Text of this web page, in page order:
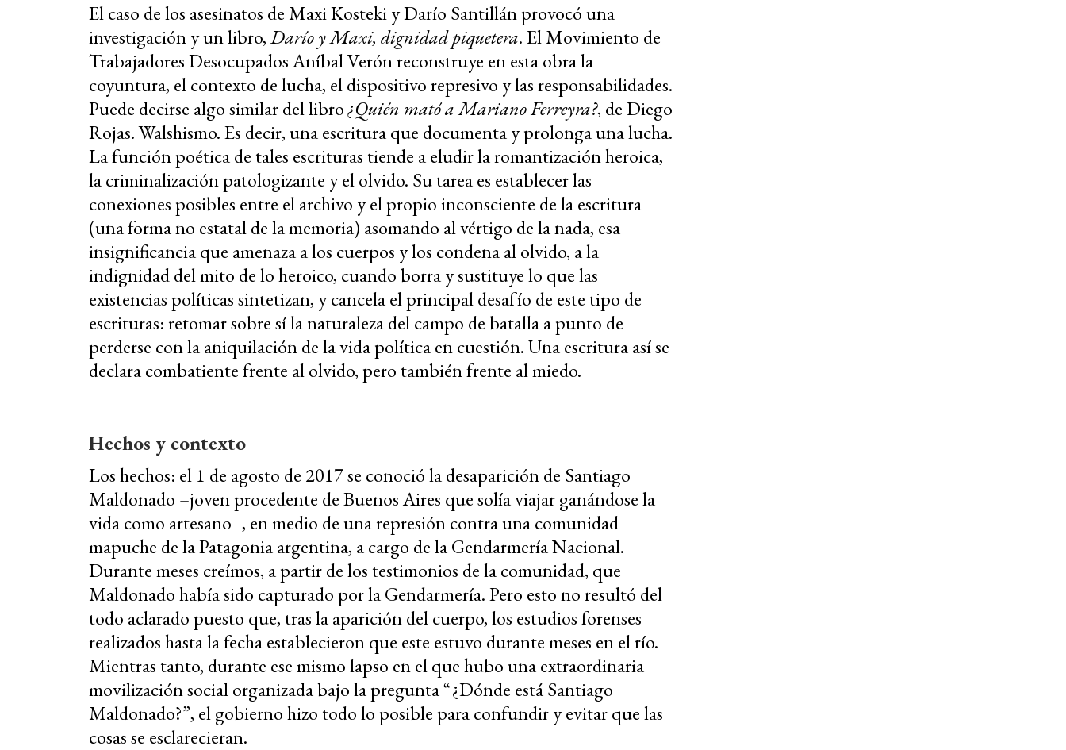
El caso de los asesinatos de Maxi Kosteki y Darío Santillán provocó una
investigación y un libro,Darío y Maxi, dignidad piquetera. El Movimiento de
Trabajadores Desocupados Aníbal Verón reconstruye en esta obra la
coyuntura, el contexto de lucha, el dispositivo represivo y las responsabilidades.
Puede decirse algo similar del libro¿Quién mató a Mariano Ferreyra?, de Diego
Rojas. Walshismo. Es decir, una escritura que documenta y prolonga una lucha.
La función poética de tales escrituras tiende a eludir la romantización heroica,
la criminalización patologizante y el olvido. Su tarea es establecer las
conexiones posibles entre el archivo y el propio inconsciente de la escritura
(una forma no estatal de la memoria) asomando al vértigo de la nada, esa
insignificancia que amenaza a los cuerpos y los condena al olvido, a la
indignidad del mito de lo heroico, cuando borra y sustituye lo que las
existencias políticas sintetizan, y cancela el principal desafío de este tipo de
escrituras: retomar sobre sí la naturaleza del campo de batalla a punto de
perderse con la aniquilación de la vida política en cuestión. Una escritura así se
declara combatiente frente al olvido, pero también frente al miedo.
Hechos y contexto
Los hechos: el 1 de agosto de 2017 se conoció la desaparición de Santiago
Maldonado –joven procedente de Buenos Aires que solía viajar ganándose la
vida como artesano–, en medio de una represión contra una comunidad
mapuche de la Patagonia argentina, a cargo de la Gendarmería Nacional.
Durante meses creímos, a partir de los testimonios de la comunidad, que
Maldonado había sido capturado por la Gendarmería. Pero esto no resultó del
todo aclarado puesto que, tras la aparición del cuerpo, los estudios forenses
realizados hasta la fecha establecieron que este estuvo durante meses en el río.
Mientras tanto, durante ese mismo lapso en el que hubo una extraordinaria
movilización social organizada bajo la pregunta “¿Dónde está Santiago
Maldonado?”, el gobierno hizo todo lo posible para confundir y evitar que las
cosas se esclarecieran.